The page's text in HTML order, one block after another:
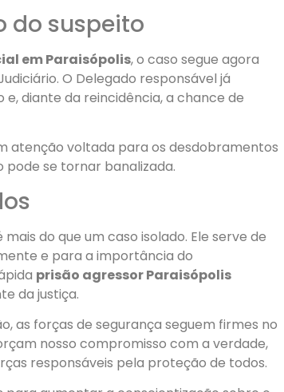
do suspeito
em Paraisópolis, o caso segue agora
O Delegado responsável já
diante da reincidência, a chance de
atenção voltada para os desdobramentos
pode se tornar banalizada.
do que um caso isolado. Ele serve de
e para a importância do
prisão agressor Paraisópolis
da justiça.
as forças de segurança seguem firmes no
nosso compromisso com a verdade,
responsáveis pela proteção de todos.